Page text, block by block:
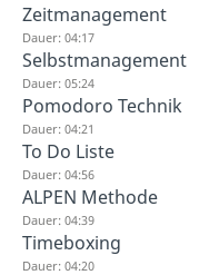
Zeitmanagement
Dauer: 04:17
Selbstmanagement
Dauer: 05:24
Pomodoro Technik
Dauer: 04:21
To Do Liste
Dauer: 04:56
ALPEN Methode
Dauer: 04:39
Timeboxing
Dauer: 04:20